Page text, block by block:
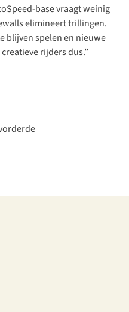
basevraagt weinig
elimineert trillingen.
blijven spelen en nieuwe
rijders dus.”
orderde